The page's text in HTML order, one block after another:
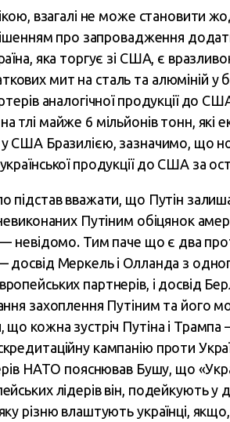
взагалі не може становити
про запровадження
яка торгує зі США, є
мит на сталь та алюміній у
аналогічної продукції до
тлі майже 6 мільйонів тонн, які
США Бразилією, зазначимо, що
продукції до США за
підстав вважати, що Путін
невиконаних Путіним обіцянок
невідомо. Тим паче що є два
досвід Меркель і Олланда з
партнерів, і досвід
захоплення Путіним та
кожна зустріч Путіна і
кампанію проти
НАТО пояснював Бушу, що
лідерів він, подейкують
різню влаштують українці,